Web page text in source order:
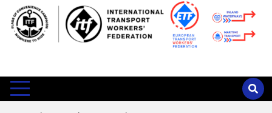
lađara i pomoraca Srbije